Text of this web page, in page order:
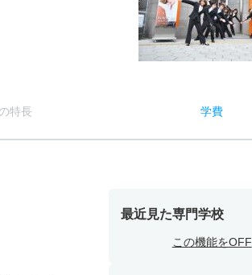
特長 学費
最近見た専門学校
この機能をOFF